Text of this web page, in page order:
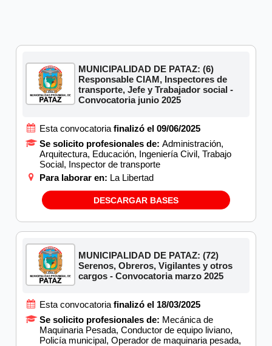
MUNICIPALIDAD DE PATAZ: (6)
Responsable CIAM, Inspectores de
transporte, Jefe y Trabajador social -
Convocatoria junio 2025
Esta convocatoriafinalizó el 09/06/2025
Se solicito profesionales de: Administración,
Arquitectura, Educación, Ingeniería Civil, Trabajo
Social, Inspector de transporte
Para laborar en: La Libertad
DESCARGAR BASES
MUNICIPALIDAD DE PATAZ: (72)
Serenos, Obreros, Vigilantes y otros
cargos - Convocatoria marzo 2025
Esta convocatoria finalizó el 18/03/2025
Se solicito profesionales de: Mecánica de
Maquinaria Pesada, Conductor de equipo liviano,
Policía municipal, Operador de maquinaria pesada,